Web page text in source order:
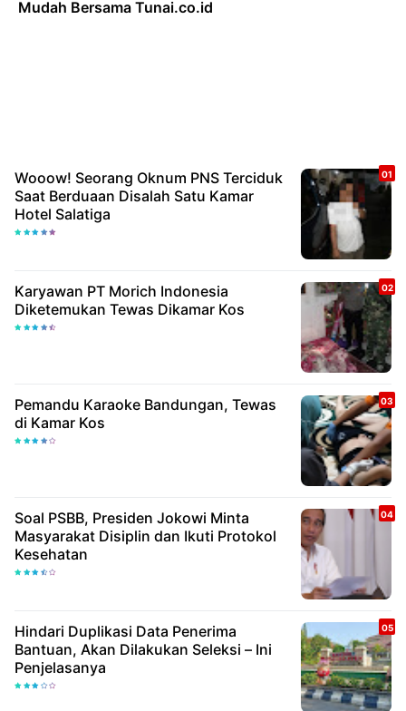
Mudah Bersama Tunai.co.id
Wooow! Seorang Oknum PNS Terciduk
Saat Berduaan Disalah Satu Kamar
Hotel Salatiga
Karyawan PT Morich Indonesia
Diketemukan Tewas Dikamar Kos
Pemandu Karaoke Bandungan, Tewas
di Kamar Kos
Soal PSBB, Presiden Jokowi Minta
Masyarakat Disiplin dan Ikuti Protokol
Kesehatan
Hindari Duplikasi Data Penerima
Bantuan, Akan Dilakukan Seleksi – Ini
Penjelasanya